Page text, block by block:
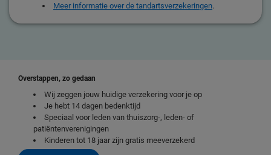
Meer informatie over de tandartsverzekeringen.
Overstappen, zo gedaan
Wij zeggen jouw huidige verzekering voor je op
Je hebt 14 dagen bedenktijd
Speciaal voor leden van thuiszorg-, leden- of
patiëntenverenigingen
Kinderen tot 18 jaar zijn gratis meeverzekerd